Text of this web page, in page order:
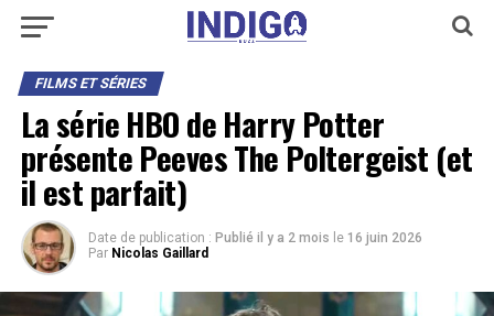
FILMS ET SÉRIES
La série HBO de Harry Potter
présente Peeves The Poltergeist (et
il est parfait)
Date de publication : Publié il y a 2 mois le 16 juin 2026
Par Nicolas Gaillard